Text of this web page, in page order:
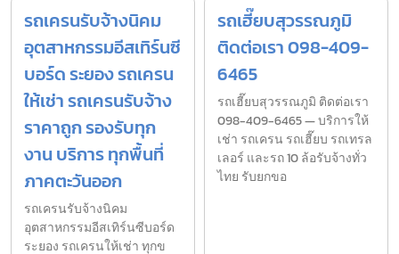
รถเครนรับจ้างนิคม
อุตสาหกรรมอีสเทิร์นซี
บอร์ด ระยอง รถเครน
ให้เช่า รถเครนรับจ้าง
ราคาถูก รองรับทุก
งาน บริการ ทุกพื้นที่
ภาคตะวันออก
รถเครนรับจ้างนิคม
อุตสาหกรรมอีสเทิร์นซีบอร์ด
ระยอง รถเครนให้เช่า ทุกข
รถเฮี๊ยบสุวรรณภูมิ
ติดต่อเรา 098-409-
6465
รถเฮี๊ยบสุวรรณภูมิ ติดต่อเรา
098-409-6465 — บริการให้
เช่า รถเครน รถเฮี๊ยบ รถเทรล
เลอร์ และรถ 10 ล้อรับจ้างทั่ว
ไทย รับยกขอ